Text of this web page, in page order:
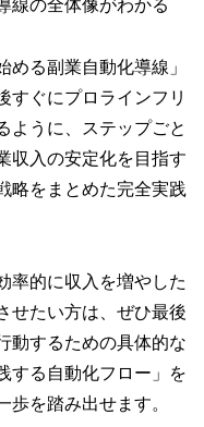
線の全体像がわかる
める副業自動化導線」
すぐにプロラインフリ
ように、ステップごと
収入の安定化を目指す
略をまとめた完全実践
率的に収入を増やした
せたい方は、ぜひ最後
動するための具体的な
する自動化フロー」を
を踏み出せます。